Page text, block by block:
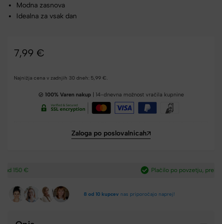
Modna zasnova
Idealna za vsak dan
7,99 €
Najnižja cena v zadnjih 30 dneh: 5,99 €
100% Varen nakup | 14-dnevna možnost vračila kupnine
Zaloga po poslovalnicah
Plačilo po povzetju, preko paypal-a in kartic.​
8 od 10 kupcev nas priporočajo naprej!